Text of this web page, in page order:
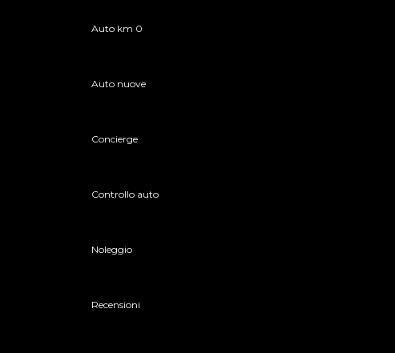
Auto km 0
Auto nuove
Concierge
Controllo auto
Noleggio
Recensioni